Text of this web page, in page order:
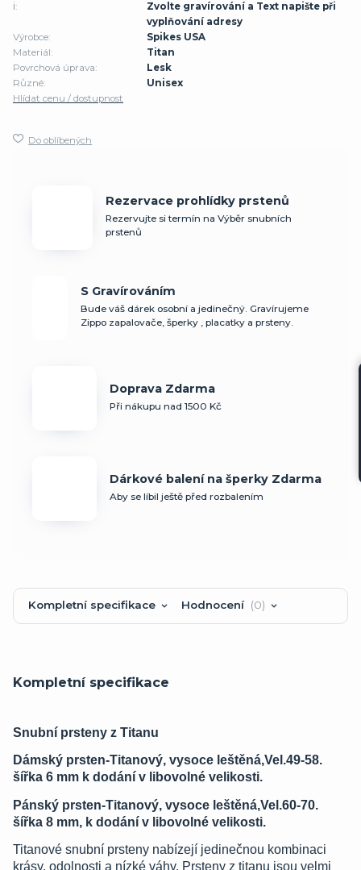
ℹ️:
Zvolte gravírování a Text napište při
vyplňování adresy
Výrobce:
Spikes USA
Materiál:
Titan
Povrchová úprava:
Lesk
Různé:
Unisex
Hlídat cenu / dostupnost
Do oblíbených
Rezervace prohlídky prstenů
Rezervujte si termín na Výběr snubních
prstenů
S Gravírováním
Bude váš dárek osobní a jedinečný. Gravírujeme
Zippo zapalovače, šperky , placatky a prsteny.
Doprava Zdarma
Při nákupu nad 1500 Kč
Dárkové balení na šperky Zdarma
Aby se líbil ještě před rozbalením
Kompletní specifikace Hodnocení 0
Kompletní specifikace
Snubní prsteny z Titanu
Dámský prsten-Titanový, vysoce leštěná,Vel.49-58.
šířka 6 mm k dodání v libovolné velikosti.
Pánský prsten-Titanový, vysoce leštěná,Vel.60-70.
šířka 8 mm, k dodání v libovolné velikosti.
Titanové snubní prsteny nabízejí jedinečnou kombinaci
krásy, odolnosti a nízké váhy. Prsteny z titanu jsou velmi